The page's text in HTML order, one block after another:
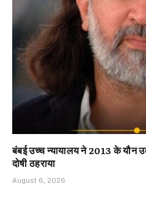
बंबई उच्च न्यायालय ने 2013 के यौन
दोषी ठहराया
August 6, 2026